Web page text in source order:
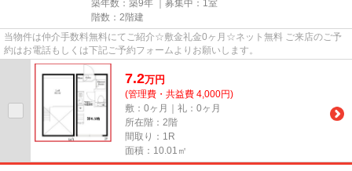
築年数：築9年 ｜募集中： 1室
階数：2階建
当物件は仲介手数料無料にてご紹介☆敷金礼金0ヶ月☆ネット無料 ご来店のご予
約はお電話もしくは下記ご予約フォームよりお願いします。
7.2万円
(管理費・共益費 4,000円)
敷：0ヶ月｜礼：0ヶ月
所在階：2階
間取り：1R
面積：10.01㎡